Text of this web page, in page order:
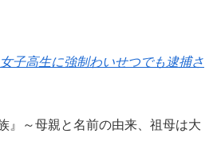
子高生に強制わいせつでも逮捕さ
』～母親と名前の由来、祖母は大